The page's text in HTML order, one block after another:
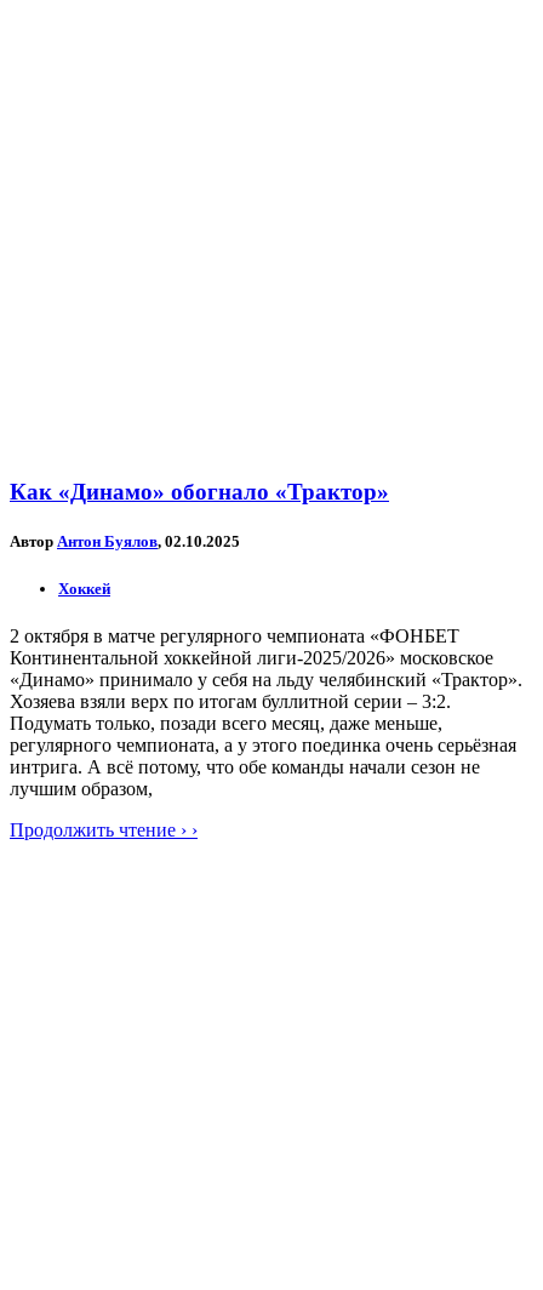
Как «Динамо» обогнало «Трактор»
Автор Антон Буялов, 02.10.2025
Хоккей
2 октября в матче регулярного чемпионата «ФОНБЕТ
Континентальной хоккейной лиги-2025/2026» московское
«Динамо» принимало у себя на льду челябинский «Трактор».
Хозяева взяли верх по итогам буллитной серии – 3:2.
Подумать только, позади всего месяц, даже меньше,
регулярного чемпионата, а у этого поединка очень серьёзная
интрига. А всё потому, что обе команды начали сезон не
лучшим образом,
Продолжить чтение › ›